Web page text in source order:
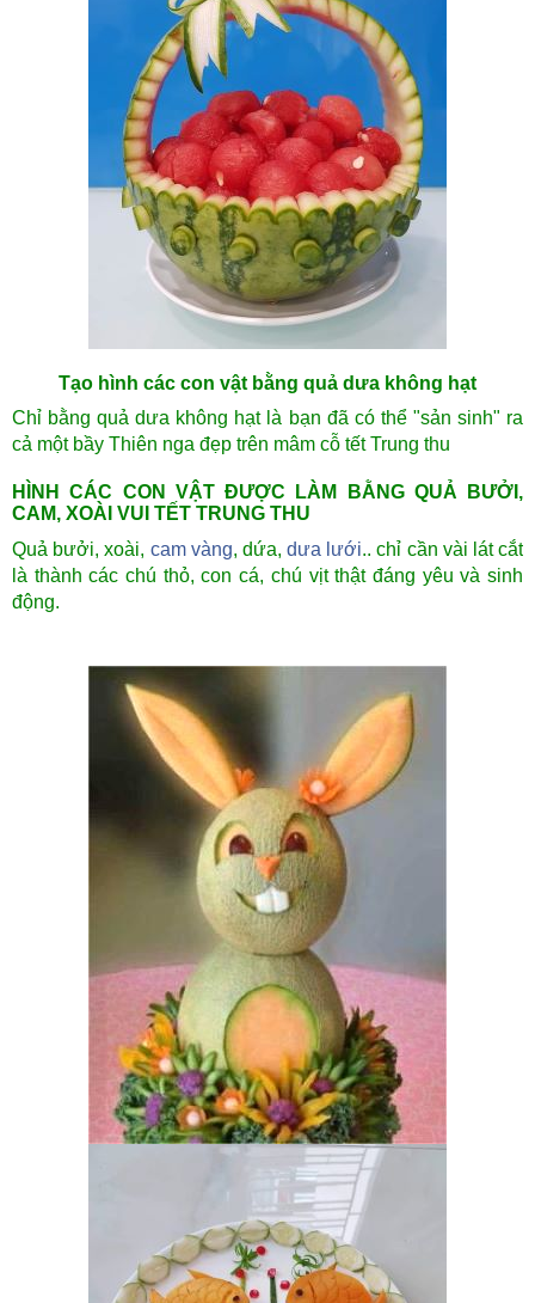
Tạo hình các con vật bằng quả dưa không hạt
Chỉ bằng quả dưa không hạt là bạn đã có thể "sản sinh" ra
cả một bầy Thiên nga đẹp trên mâm cỗ tết Trung thu
HÌNH CÁC CON VẬT ĐƯỢC LÀM BẰNG QUẢ BƯỞI,
CAM, XOÀI VUI TẾT TRUNG THU
Quả bưởi, xoài, cam vàng, dứa,dưa lưới.. chỉ cần vài lát cắt
là thành các chú thỏ, con cá, chú vịt thật đáng yêu và sinh
động.